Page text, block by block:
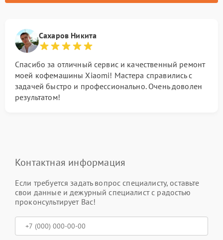
Сахаров Никита
Спасибо за отличный сервис и качественный ремонт
моей кофемашины Xiaomi! Мастера справились с
задачей быстро и профессионально. Очень доволен
результатом!
Контактная информация
Если требуется задать вопрос специалисту, оставьте
свои данные и дежурный специалист с радостью
проконсультирует Вас!